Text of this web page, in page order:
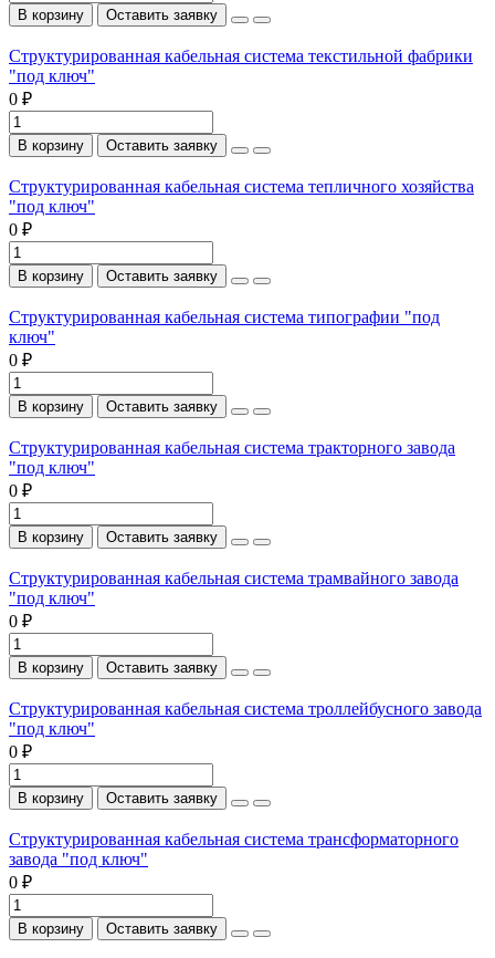
В корзину Оставить заявку
Структурированная кабельная система текстильной фабрики
"под ключ"
0 ₽
В корзину Оставить заявку
Структурированная кабельная система тепличного хозяйства
"под ключ"
0 ₽
В корзину Оставить заявку
Структурированная кабельная система типографии "под
ключ"
0 ₽
В корзину Оставить заявку
Структурированная кабельная система тракторного завода
"под ключ"
0 ₽
В корзину Оставить заявку
Структурированная кабельная система трамвайного завода
"под ключ"
0 ₽
В корзину Оставить заявку
Структурированная кабельная система троллейбусного завода
"под ключ"
0 ₽
В корзину Оставить заявку
Структурированная кабельная система трансформаторного
завода "под ключ"
0 ₽
В корзину Оставить заявку